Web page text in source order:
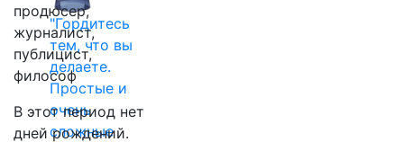
"Гордитесь
тем, что вы
делаете.
Простые и
очень
сложные
продюсер,
журналист,
публицист,
философ
В этот период нет
дней рождений.